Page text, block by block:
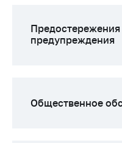
Предостережения
предупреждения
Общественное